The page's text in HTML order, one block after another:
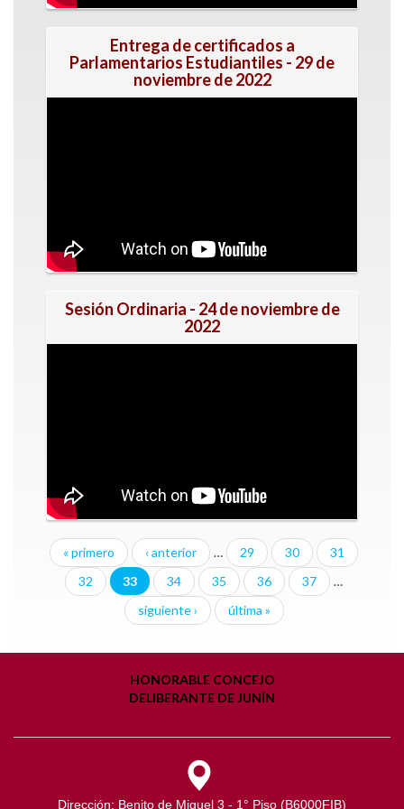
Entrega de certificados a
Parlamentarios Estudiantiles - 29 de
noviembre de 2022
Sesión Ordinaria - 24 de noviembre de
2022
« primero ‹ anterior … 29 30
31
32
33 34 35 36 37
…
siguiente ›
última »
HONORABLE CONCEJO
DELIBERANTE DE JUNÍN
Dirección: Benito de Miguel 3 - 1° Piso (B6000FIB)